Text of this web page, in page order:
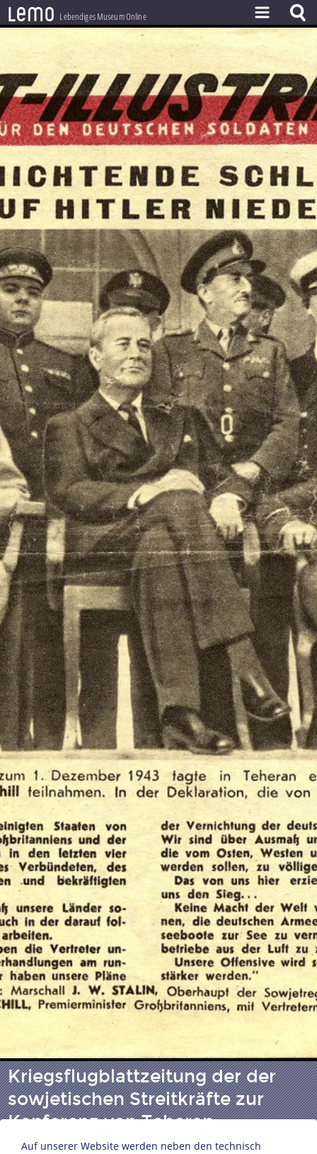
lemo Lebendiges Museum Online
THEMEN
ZEITZEUGEN
BESTAND
LERNEN
PROJEKT
Kriegsflugblattzeitung der der
sowjetischen Streitkräfte zur
Konferenz von Teheran
Auf unserer Website werden neben den technisch